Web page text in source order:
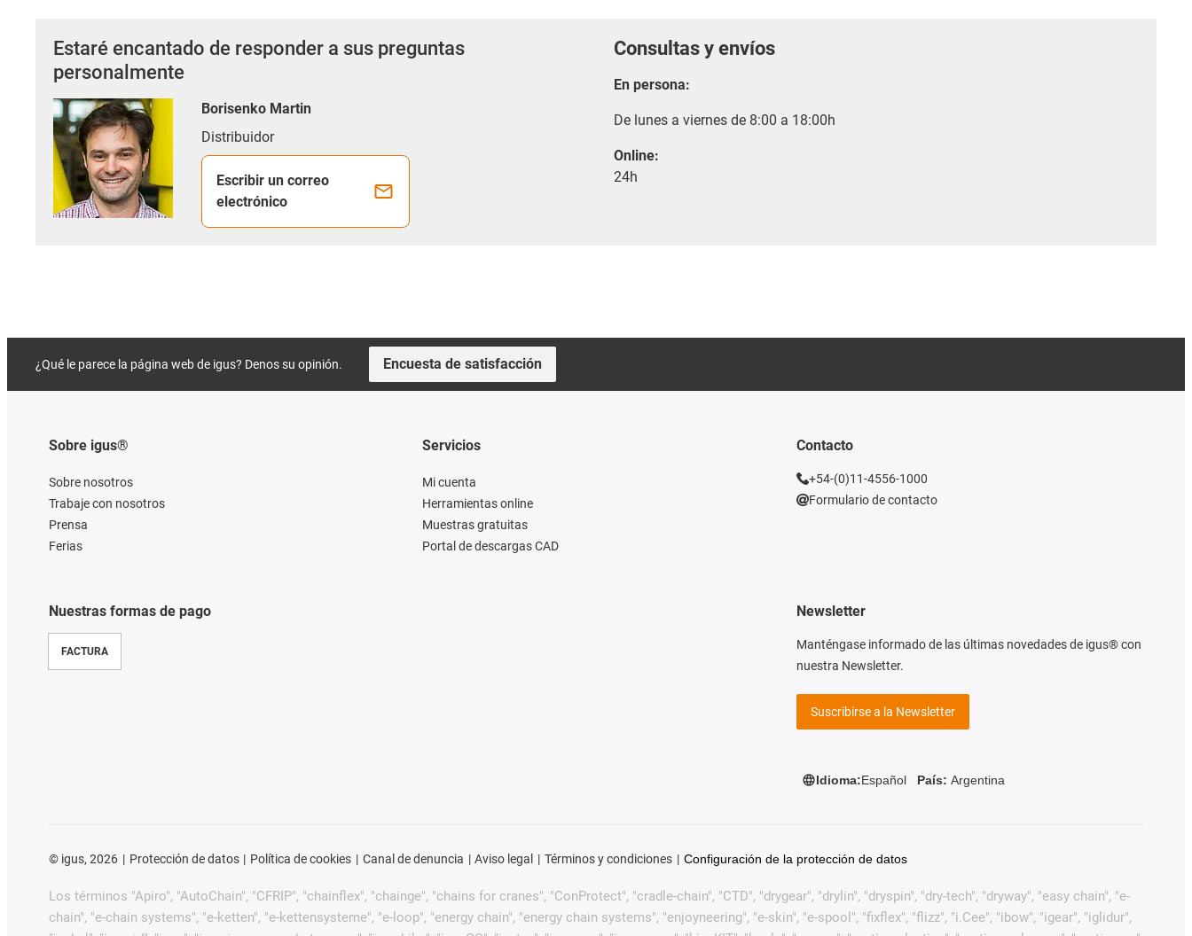
Estaré encantado de responder a sus preguntas
personalmente
Borisenko Martin
Distribuidor
Escribir un correo
electrónico
Consultas y envíos
En persona:
De lunes a viernes de 8:00 a 18:00h
Online:
24h
¿Qué le parece la página web de igus? Denos su opinión. Encuesta de satisfacción
Sobre igus®
Sobre nosotros
Trabaje con nosotros
Prensa
Ferias
Nuestras formas de pago
FACTURA
Servicios
Mi cuenta
Herramientas online
Muestras gratuitas
Portal de descargas CAD
Contacto
+54-(0)11-4556-1000
Formulario de contacto
Newsletter
Manténgase informado de las últimas novedades de igus® con
nuestra Newsletter.
Suscribirse a la Newsletter
Idioma:Español País: Argentina
© igus, 2026 Protección de datos Política de cookies Canal de denuncia Aviso legal Términos y condiciones Configuración de la protección de datos
Los términos "Apiro", "AutoChain", "CFRIP", "chainflex", "chainge", "chains for cranes", "ConProtect", "cradle-chain", "CTD", "drygear", "drylin", "dryspin", "dry-tech", "dryway", "easy chain", "e-
chain", "e-chain systems", "e-ketten", "e-kettensysteme", "e-loop", "energy chain", "energy chain systems", "enjoyneering", "e-skin", "e-spool", "fixflex", "flizz", "i.Cee", "ibow", "igear", "iglidur",